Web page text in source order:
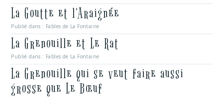
La Goutte et l’Araignée
Publié dans : Fables de La Fontaine
La Grenouille et Le Rat
Publié dans : Fables de La Fontaine
La Grenouille qui se veut faire aussi
grosse que Le Bœuf